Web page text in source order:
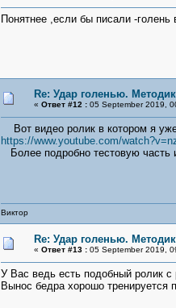
Понятнее ,если бы писали -
Re: Удар голенью.
« Ответ #12 :05 September 2019,
Вот видео ролик в котором я
https://www.youtube.com/
Более подробно тестовую часть
Виктор
Re: Удар голенью.
« Ответ #13 :05 September 2019,
У Вас ведь есть подобный ролик с
Вынос бедра хорошо тренируется